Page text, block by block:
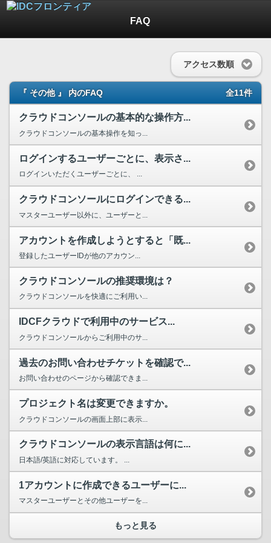
FAQ
アクセス数順
『 その他 』 内のFAQ 全11件
クラウドコンソールの基本的な操作方...
クラウドコンソールの基本操作を知っ...
ログインするユーザーごとに、表示さ...
ログインいただくユーザーごとに、 ...
クラウドコンソールにログインできる...
マスターユーザー以外に、ユーザーと...
アカウントを作成しようとすると「既...
登録したユーザーIDが他のアカウン...
クラウドコンソールの推奨環境は？
クラウドコンソールを快適にご利用い...
IDCFクラウドで利用中のサービス...
クラウドコンソールからご利用中のサ...
過去のお問い合わせチケットを確認で...
お問い合わせのページから確認できま...
プロジェクト名は変更できますか。
クラウドコンソールの画面上部に表示...
クラウドコンソールの表示言語は何に...
日本語/英語に対応しています。 ...
1アカウントに作成できるユーザーに...
マスターユーザーとその他ユーザーを...
もっと見る